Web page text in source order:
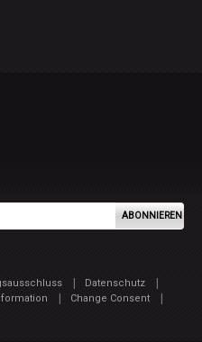
ABONNIEREN
| Datenschutz |
| Change Consent |